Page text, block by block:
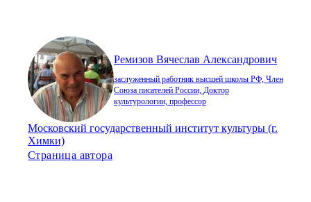
Ремизов Вячеслав Александрович
заслуженный работник высшей школы РФ, Член
Союза писателей России, Доктор
культурологии, профессор
Московский государственный институт культуры (г.
Химки)
Страница автора